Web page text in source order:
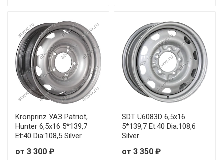
Kronprinz УАЗ Patriot,
Hunter 6,5x16 5*139,7
Et:40 Dia:108,5 Silver
от 3 300 ₽
SDT Ü6083D 6,5x16
5*139,7 Et:40 Dia:108,6
Silver
от 3 350 ₽